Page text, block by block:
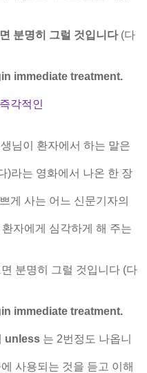
분명히 그럴 것입니다(다
immediate treatment.
각적인
님이 환자에서 하는 말은
)라는 영화에서 나온 한 장
게 사는 어느 신문기자의
환자에게 심각하게 해 주는
분명히 그럴 것입니다 (다
immediate treatment.
unless 는 2번정도 나옵니
사용되는 것을 듣고 이해